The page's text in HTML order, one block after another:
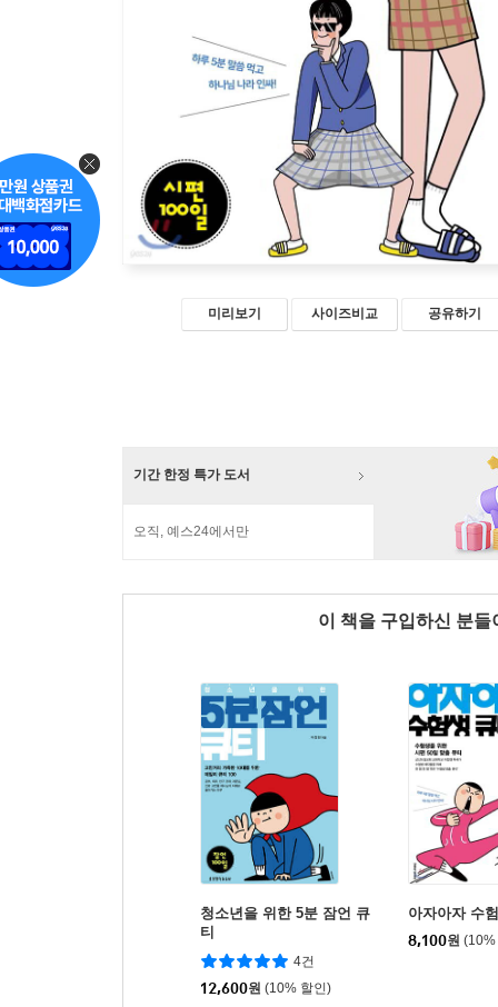
미리보기 사이즈비교 공유하기
기간 한정 특가 도서
오직, 예스24에서만
이 책을 구입하신 분
청소년을 위한 5분 잠언 큐
티
4건
12,600원 (10% 할인)
아자아자 수
8,100원 (10%